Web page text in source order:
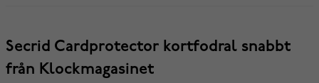
Secrid Cardprotector kortfodral snabbt
från Klockmagasinet